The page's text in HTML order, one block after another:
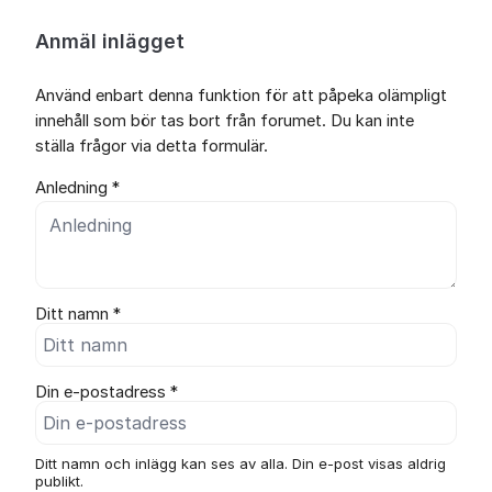
Anmäl inlägget
Använd enbart denna funktion för att påpeka olämpligt
innehåll som bör tas bort från forumet. Du kan inte
ställa frågor via detta formulär.
Anledning *
Ditt namn *
Din e-postadress *
Ditt namn och inlägg kan ses av alla. Din e-post visas aldrig
publikt.